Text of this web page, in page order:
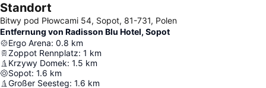
Standort
Bitwy pod Płowcami 54, Sopot, 81-731, Polen
Entfernung von Radisson Blu Hotel, Sopot
Ergo Arena: 0.8 km
Zoppot Rennplatz: 1 km
Krzywy Domek: 1.5 km
Sopot: 1.6 km
Großer Seesteg: 1.6 km